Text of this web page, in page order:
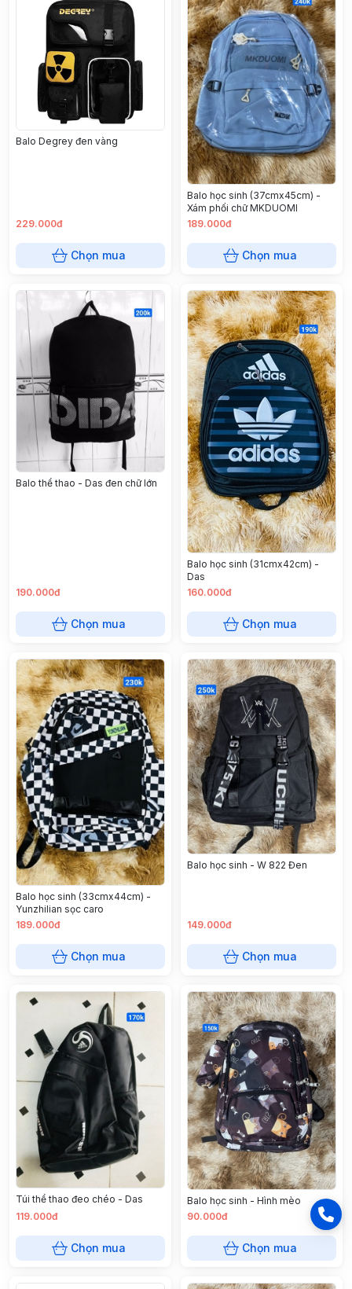
Balo Degrey đen vàng
229.000đ
Chọn mua
Balo học sinh (37cmx45cm) -
Xám phối chữ MKDUOMI
189.000đ
Chọn mua
Balo thể thao - Das đen chữ lớn
190.000đ
Chọn mua
Balo học sinh (31cmx42cm) -
Das
160.000đ
Chọn mua
Balo học sinh (33cmx44cm) -
Yunzhilian sọc caro
189.000đ
Chọn mua
Balo học sinh - W 822 Đen
149.000đ
Chọn mua
Túi thể thao đeo chéo - Das
119.000đ
Chọn mua
Balo học sinh - Hình mèo
90.000đ
Chọn mua